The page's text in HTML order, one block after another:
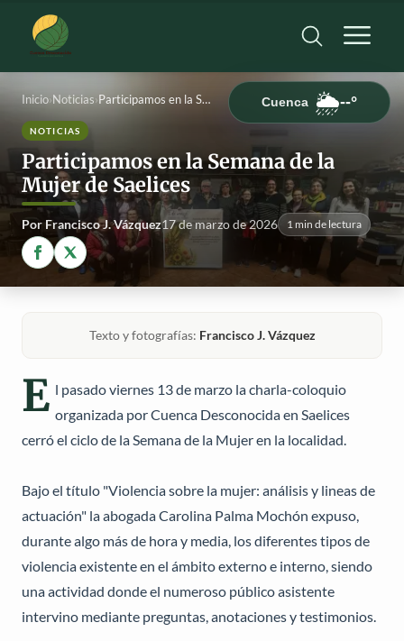
Cuenca 🌦️--°
--°C
Inicio›Noticias› Participamos en la Semana de la Mujer de Saelices
NOTICIAS
Participamos en la Semana de la
Mujer de Saelices
Por Francisco J. Vázquez17 de marzo de 2026 1 min de lectura
Texto y fotografías: Francisco J. Vázquez
E l pasado viernes 13 de marzo la charla-coloquio
organizada por Cuenca Desconocida en Saelices
cerró el ciclo de la Semana de la Mujer en la localidad.
Bajo el título "Violencia sobre la mujer: análisis y lineas de
actuación" la abogada Carolina Palma Mochón expuso,
durante algo más de hora y media, los diferentes tipos de
violencia existente en el ámbito externo e interno, siendo
una actividad donde el numeroso público asistente
intervino mediante preguntas, anotaciones y testimonios.